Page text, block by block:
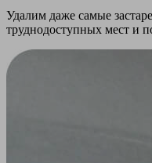
Удалим даже самые
труднодоступных мест и